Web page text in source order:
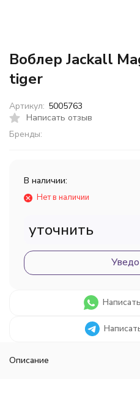
Воблер Jackall
tiger
Написать отзыв
Бренды:
Артикул: 5005763
В наличии:
Нет в наличии
уточнить
Описание